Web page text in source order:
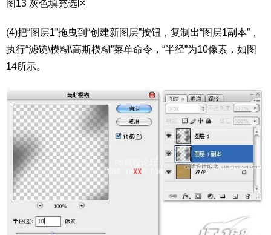
图13 灰色填充选区
(4)把“图层1”拖曳到“创建新图层”按钮，复制出“图层1副本”，
执行“滤镜\模糊\高斯模糊”菜单命令，“半径”为10像素，如图
14所示。